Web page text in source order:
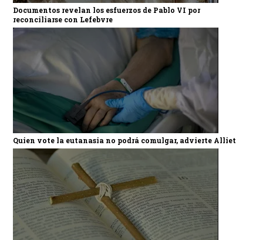
Documentos revelan los esfuerzos de Pablo VI por
reconciliarse con Lefebvre
Quien vote la eutanasia no podrá comulgar, advierte Alliet